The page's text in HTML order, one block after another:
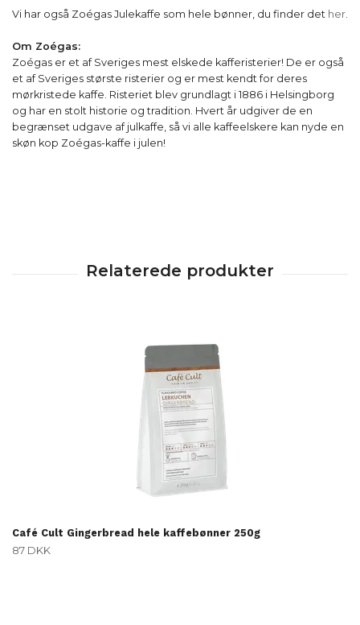
Vi har også Zoégas Julekaffe som hele bønner, du finder det her.
Om Zoégas:
Zoégas er et af Sveriges mest elskede kafferisterier! De er også
et af Sveriges største risterier og er mest kendt for deres
mørkristede kaffe. Risteriet blev grundlagt i 1886 i Helsingborg
og har en stolt historie og tradition. Hvert år udgiver de en
begrænset udgave af julkaffe, så vi alle kaffeelskere kan nyde en
skøn kop Zoégas-kaffe i julen!
Café Cult Gingerbread hele kaffebønner 250g
87 DKK